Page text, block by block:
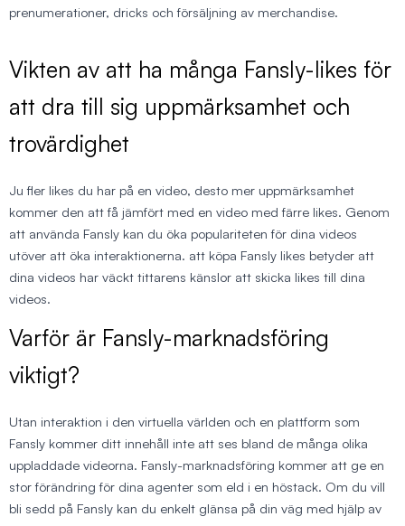
prenumerationer, dricks och försäljning av merchandise.
Vikten av att ha många Fansly-likes för
att dra till sig uppmärksamhet och
trovärdighet
Ju fler likes du har på en video, desto mer uppmärksamhet
kommer den att få jämfört med en video med färre likes. Genom
att använda Fansly kan du öka populariteten för dina videos
utöver att öka interaktionerna. att köpa Fansly likes betyder att
dina videos har väckt tittarens känslor att skicka likes till dina
videos.
Varför är Fansly-marknadsföring
viktigt?
Utan interaktion i den virtuella världen och en plattform som
Fansly kommer ditt innehåll inte att ses bland de många olika
uppladdade videorna. Fansly-marknadsföring kommer att ge en
stor förändring för dina agenter som eld i en höstack. Om du vill
bli sedd på Fansly kan du enkelt glänsa på din väg med hjälp av